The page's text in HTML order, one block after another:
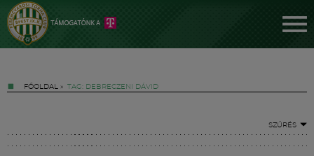
FŐOLDAL » TAG: DEBRECZENI DÁVID
SZŰRÉS